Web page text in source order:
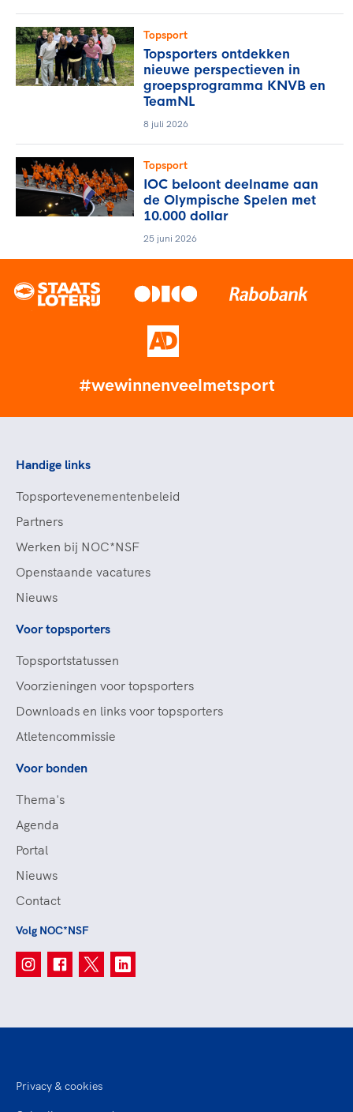
Topsport
Topsporters ontdekken
nieuwe perspectieven in
groepsprogramma KNVB en
TeamNL
8 juli 2026
Topsport
IOC beloont deelname aan
de Olympische Spelen met
10.000 dollar
25 juni 2026
#wewinnenveelmetsport
Handige links
Topsportevenementenbeleid
Partners
Werken bij NOC*NSF
Openstaande vacatures
Nieuws
Voor topsporters
Topsportstatussen
Voorzieningen voor topsporters
Downloads en links voor topsporters
Atletencommissie
Voor bonden
Thema's
Agenda
Portal
Nieuws
Contact
Volg NOC*NSF
Privacy & cookies